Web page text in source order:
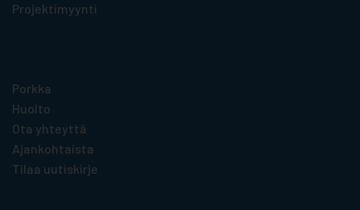
Projektimyynti
Porkka
Huolto
Ota yhteyttä
Ajankohtaista
Tilaa uutiskirje